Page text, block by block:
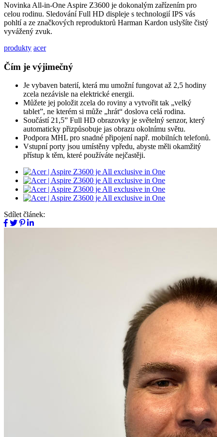
Novinka All-in-One Aspire Z3600 je dokonalým zařízením pro
celou rodinu. Sledování Full HD displeje s technologií IPS vás
pohltí a ze značkových reproduktorů Harman Kardon uslyšíte čistý
vyvážený zvuk.
produkty acer
Čím je výjimečný
Je vybaven baterií, která mu umožní fungovat až 2,5 hodiny
zcela nezávisle na elektrické energii.
Můžete jej položit zcela do roviny a vytvořit tak „velký
tablet”, ne kterém si může „hrát“ doslova celá rodina.
Součástí 21,5” Full HD obrazovky je světelný senzor, který
automaticky přizpůsobuje jas obrazu okolnímu světu.
Podpora MHL pro snadné připojení např. mobilních telefonů.
Vstupní porty jsou umístěny vpředu, abyste měli okamžitý
přístup k těm, které používáte nejčastěji.
Sdílet článek: